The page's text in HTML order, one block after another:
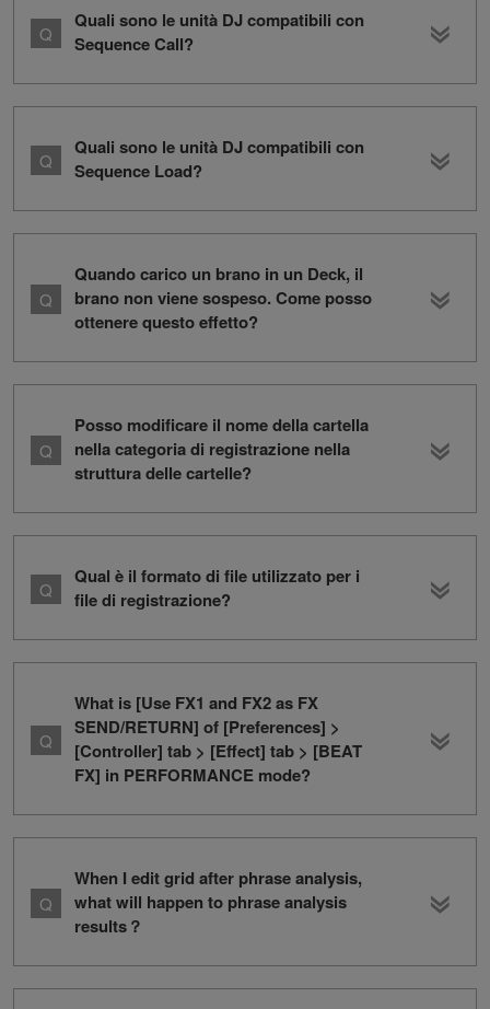
Quali sono le unità DJ compatibili con
Sequence Call?
Quali sono le unità DJ compatibili con
Sequence Load?
Quando carico un brano in un Deck, il
brano non viene sospeso. Come posso
ottenere questo effetto?
Posso modificare il nome della cartella
nella categoria di registrazione nella
struttura delle cartelle?
Qual è il formato di file utilizzato per i
file di registrazione?
What is [Use FX1 and FX2 as FX
SEND/RETURN] of [Preferences] >
[Controller] tab > [Effect] tab > [BEAT
FX] in PERFORMANCE mode?
When I edit grid after phrase analysis,
what will happen to phrase analysis
results？